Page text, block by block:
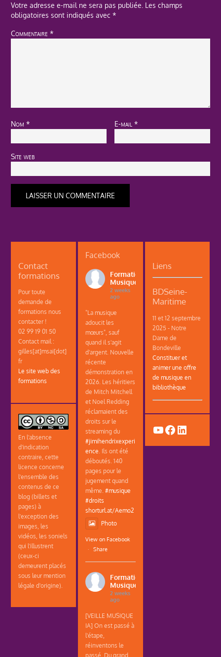
Votre adresse e-mail ne sera pas publiée. Les champs
obligatoires sont indiqués avec*
Commentaire*
Nom* E-mail*
Site web
Contact
formations
Pour toute
demande de
formations nous
contacter !
02 99 19 01 50
Contact mail :
gilles[at]msai[dot]
fr
Le site web des
formations
En l'absence
d'indication
contraire, cette
licence concerne
l'ensemble des
contenus de ce
blog (billets et
pages) à
l'exception des
images, les
vidéos, les soniels
qui l'illustrent
(ceux-ci
demeurent placés
sous leur mention
légale d'origine).
Facebook
Formations
Musique
2 weeks
ago
"La musique
adoucit les
mœurs", sauf
quand il s'agit
d'argent. Nouvelle
récente
démonstration en
2026. Les héritiers
de Mitch Mitchell
et Noel Redding
réclamaient des
droits sur le
streaming du
#jimihendrixexperi
ence. Ils ont été
déboutés. 140
pages pour le
jugement quand
même.#musique
#droits
shorturl.at/Aemo2
Photo
View on Facebook
·
Share
Formations
Musique
2 weeks
ago
[VEILLE MUSIQUE
IA] On est passé à
l'étape,
réinventons le
passé. Du grand
Liens
BDSeine-
Maritime
11 et 12 septembre
2025 - Notre
Dame de
Bondeville
Constituer et
animer une offre
de musique en
bibliothèque
YouTube
Facebook
LinkedIn